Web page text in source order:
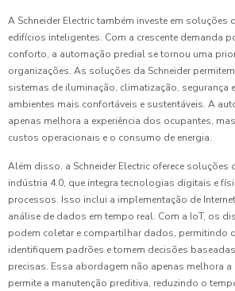
A Schneider Electric também investe em soluções
edifícios inteligentes. Com a crescente demanda
conforto, a automação predial se tornou uma
organizações. As soluções da Schneider
sistemas de iluminação, climatização, segurança
ambientes mais confortáveis e sustentáveis. A
apenas melhora a experiência dos ocupantes,
custos operacionais e o consumo de energia.
Além disso, a Schneider Electric oferece soluções
indústria 4.0, que integra tecnologias digitais e
processos. Isso inclui a implementação de
análise de dados em tempo real. Com a IoT, os
podem coletar e compartilhar dados, permitindo
identifiquem padrões e tomem decisões
precisas. Essa abordagem não apenas melhora a
permite a manutenção preditiva, reduzindo o